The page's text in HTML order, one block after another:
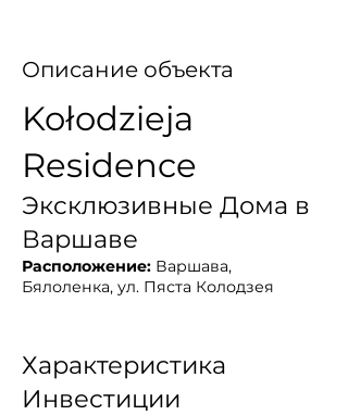
Описание объекта
Kołodzieja
Residence
Эксклюзивные Дома в
Варшаве
Расположение: Варшава,
Бялоленка, ул. Пяста Колодзея
Характеристика
Инвестиции